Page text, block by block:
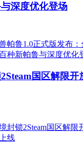
深度优化登场
国区解限